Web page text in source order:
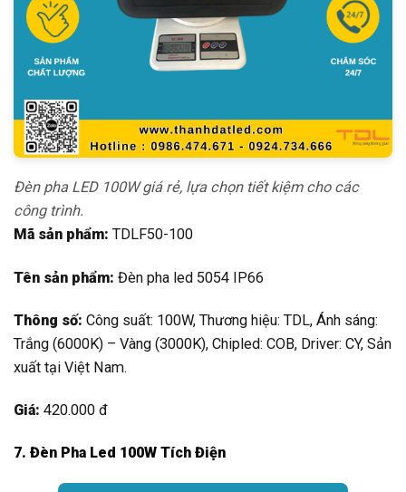
Đèn pha LED 100W giá rẻ, lựa chọn tiết kiệm cho các
công trình.
Mã sản phẩm: TDLF50-100
Tên sản phẩm: Đèn pha led 5054 IP66
Thông số: Công suất: 100W, Thương hiệu: TDL, Ánh sáng:
Trắng (6000K) – Vàng (3000K), Chipled: COB, Driver: CY, Sản
xuất tại Việt Nam.
Giá: 420.000 đ
7. Đèn Pha Led 100W Tích Điện